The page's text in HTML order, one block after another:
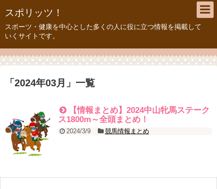
スポリッツ！
スポーツ・健康を中心とした多くの人に役に立つ情報を掲載して
いくサイトです。
「 2024年03月 」 一覧
【情報まとめ】2024中山牝馬ステーク
ス1800m～全頭まとめ！
2024/3/9 競馬情報まとめ